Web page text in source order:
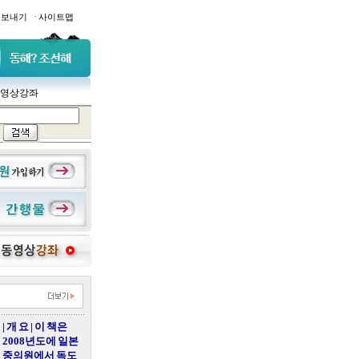
내기 · 사이트맵
상강좌
| 개 요 | 이 책은
2008년도에 일본
중의원에서 독도